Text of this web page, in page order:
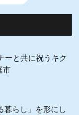
ーと共に祝うキク
市
暮らし」を形にし